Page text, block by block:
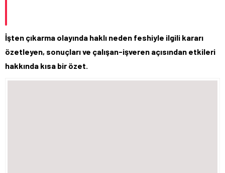
İşten çıkarma olayında haklı neden feshiyle ilgili kararı
özetleyen, sonuçları ve çalışan-işveren açısından etkileri
hakkında kısa bir özet.